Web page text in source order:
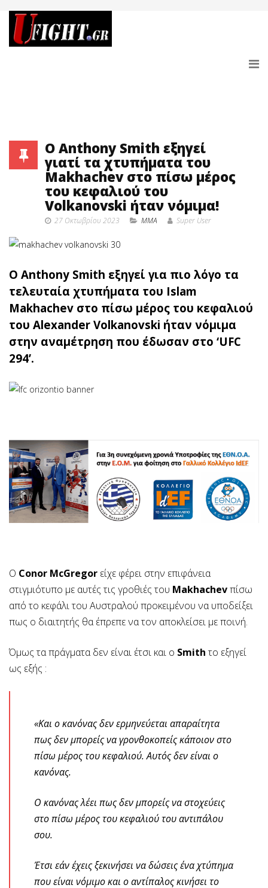
Ο Anthony Smith εξηγεί
γιατί τα χτυπήματα του
Makhachev στο πίσω μέρος
του κεφαλιού του
Volkanovski ήταν νόμιμα!
27 Οκτωβρίου 2023 MMA Super User
O Anthony Smith εξηγεί για πιο λόγο τα
τελευταία χτυπήματα του Islam
Makhachev στο πίσω μέρος του κεφαλιού
του Alexander Volkanovski ήταν νόμιμα
στην αναμέτρηση που έδωσαν στο ‘UFC
294’.
Ο Conor McGregor είχε φέρει στην επιφάνεια
στιγμιότυπο με αυτές τις γροθιές του Makhachevπίσω
από το κεφάλι του Αυστραλού προκειμένου να υποδείξει
πως ο διαιτητής θα έπρεπε να τον αποκλείσει με ποινή.
Όμως τα πράγματα δεν είναι έτσι και ο Smithτο εξηγεί
ως εξής :
«Και ο κανόνας δεν ερμηνεύεται απαραίτητα
πως δεν μπορείς να γρονθοκοπείς κάποιον στο
πίσω μέρος του κεφαλιού. Αυτός δεν είναι ο
κανόνας.
Ο κανόνας λέει πως δεν μπορείς να στοχεύεις
στο πίσω μέρος του κεφαλιού του αντιπάλου
σου.
Έτσι εάν έχεις ξεκινήσει να δώσεις ένα χτύπημα
που είναι νόμιμο και ο αντίπαλος κινήσει το